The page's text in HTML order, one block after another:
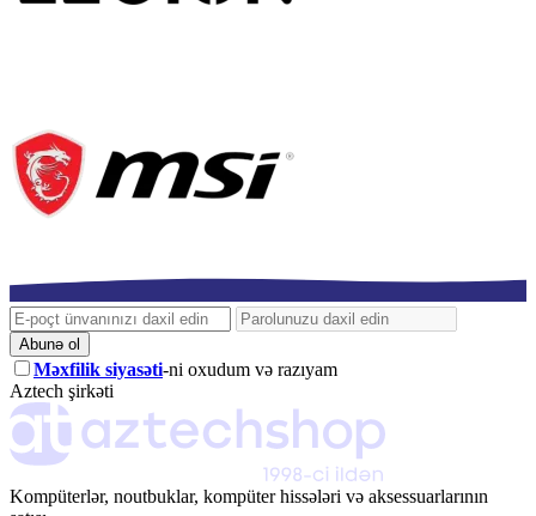
Abunə ol
Məxfilik siyasəti-ni oxudum və razıyam
Aztech şirkəti
Kompüterlər, noutbuklar, kompüter hissələri və aksessuarlarının